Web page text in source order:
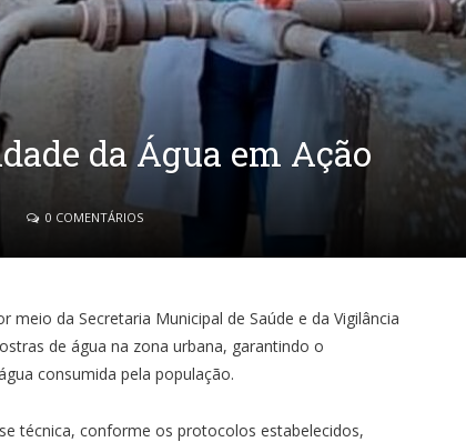
da Água em Ação
0 COMENTÁRIOS
da Secretaria Municipal de Saúde e da Vigilância
de água na zona urbana, garantindo o
consumida pela população.
técnica, conforme os protocolos estabelecidos,